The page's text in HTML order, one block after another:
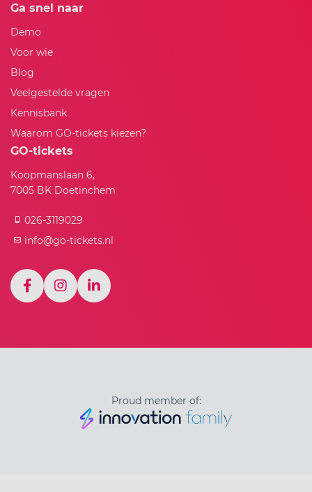
Ga snel naar
Demo
Voor wie
Blog
Veelgestelde vragen
Kennisbank
Waarom GO-tickets kiezen?
GO-tickets
Koopmanslaan 6,
7005 BK Doetinchem
026-3119029
info@go-tickets.nl
Proud member of: